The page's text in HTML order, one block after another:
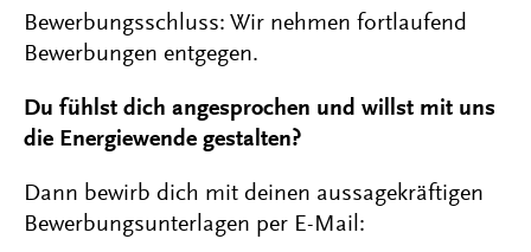
Bewerbungsschluss: Wir nehmen fortlaufend
Bewerbungen entgegen.
Du fühlst dich angesprochen und willst mit uns
die Energiewende gestalten?
Dann bewirb dich mit deinen aussagekräftigen
Bewerbungsunterlagen per E-Mail: